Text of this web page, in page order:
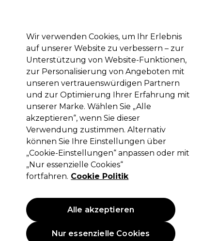
Anmelden
Marken Deals Haare Elektrogeräte Saloneinrichtung
Lieferung und Lieferzeiten
– mehr erfahren
Wella Professionals
Wella Professionals Koleston Perfect
Permanente Haarfarbe 6/74 60ml
(68)
12,60 € ohne MwSt. (PROFI-PREIS)
14,99 €inkl. MwSt.)| 21.00 € pro 100ml
ANGEBOT
Wir verwenden Cookies, um Ihr Erlebnis
auf unserer Website zu verbessern – zur
Unterstützung von Website-Funktionen,
zur Personalisierung von Angeboten mit
unseren vertrauenswürdigen Partnern
und zur Optimierung Ihrer Erfahrung mit
unserer Marke. Wählen Sie „Alle
akzeptieren“, wenn Sie dieser
Verwendung zustimmen. Alternativ
können Sie Ihre Einstellungen über
„Cookie-Einstellungen“ anpassen oder mit
„Nur essenzielle Cookies“
fortfahren. Cookie Politik
Nur essenzielle Cookies
Alle akzeptieren